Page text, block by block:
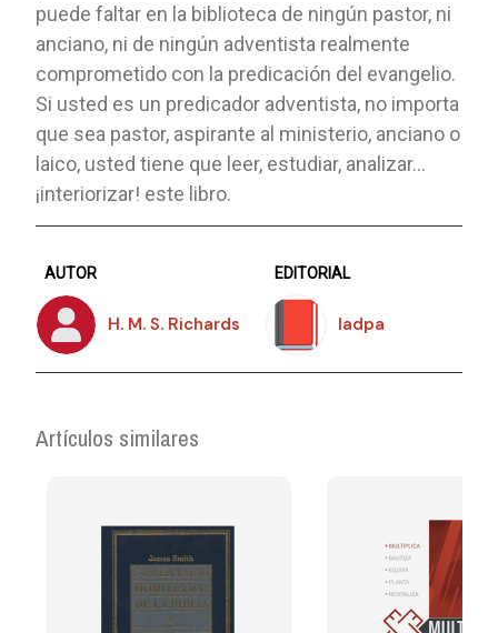
puede faltar en la biblioteca de ningún pastor, ni
anciano, ni de ningún adventista realmente
comprometido con la predicación del evangelio.
Si usted es un predicador adventista, no importa
que sea pastor, aspirante al ministerio, anciano o
laico, usted tiene que leer, estudiar, analizar…
¡interiorizar! este libro.
AUTOR
H. M. S. Richards
EDITORIAL
Iadpa
Artículos similares